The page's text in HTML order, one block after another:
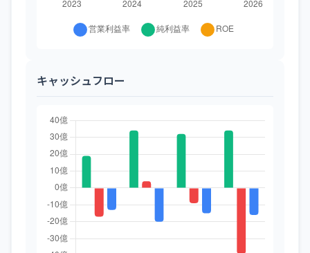
キャッシュフロー